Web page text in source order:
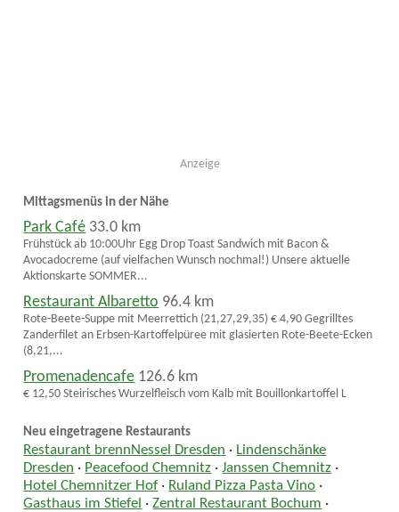
Anzeige
Mittagsmenüs in der Nähe
Park Café 33.0 km
Frühstück ab 10:00Uhr Egg Drop Toast Sandwich mit Bacon &
Avocadocreme (auf vielfachen Wunsch nochmal!) Unsere aktuelle
Aktionskarte SOMMER...
Restaurant Albaretto 96.4 km
Rote-Beete-Suppe mit Meerrettich (21,27,29,35) € 4,90 Gegrilltes
Zanderfilet an Erbsen-Kartoffelpüree mit glasierten Rote-Beete-Ecken
(8,21,...
Promenadencafe 126.6 km
€ 12,50 Steirisches Wurzelfleisch vom Kalb mit Bouillonkartoffel L
Neu eingetragene Restaurants
Restaurant brennNessel Dresden · Lindenschänke
Dresden · Peacefood Chemnitz ·Janssen Chemnitz ·
Hotel Chemnitzer Hof · Ruland Pizza Pasta Vino ·
Gasthaus im Stiefel ·Zentral Restaurant Bochum ·